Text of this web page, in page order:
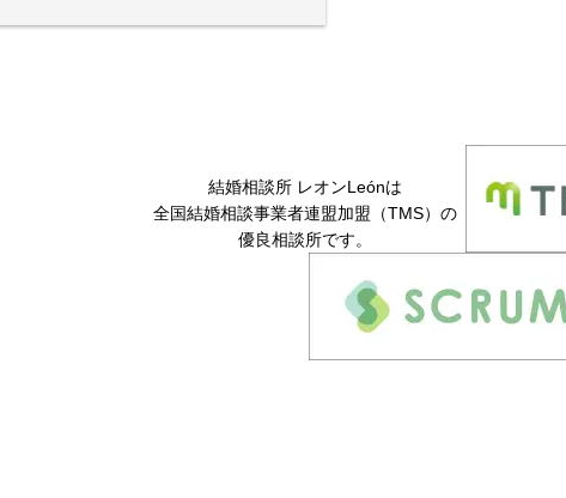
結婚相談所 レオンLeónは
全国結婚相談事業者連盟加盟（TMS）の
優良相談所です。